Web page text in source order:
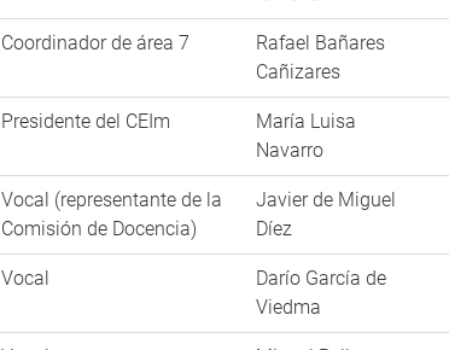
Coordinador de área 7
Rafael Bañares
Cañizares
Presidente del CEIm
María Luisa
Navarro
Vocal (representante de la
Comisión de Docencia)
Javier de Miguel
Díez
Vocal
Darío García de
Viedma